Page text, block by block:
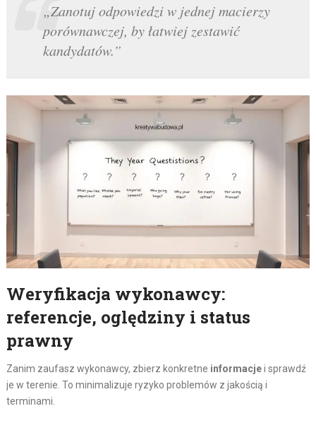
„Zanotuj odpowiedzi w jednej macierzy
porównawczej, by łatwiej zestawić
kandydatów.”
Weryfikacja wykonawcy:
referencje, oględziny i status
prawny
Zanim zaufasz wykonawcy, zbierz konkretne informacjei sprawdź
je w terenie. To minimalizuje ryzyko problemów z jakością i
terminami.